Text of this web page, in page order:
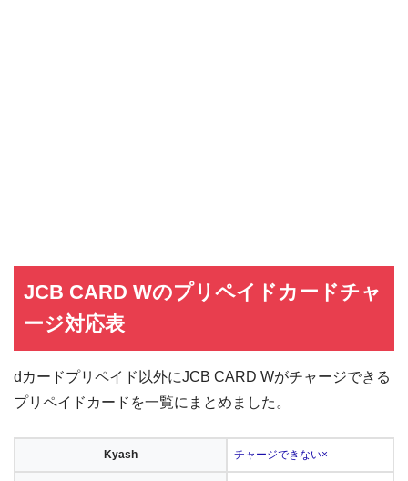
JCB CARD Wのプリペイドカードチャ
ージ対応表
dカードプリペイド以外にJCB CARD Wがチャージできる
プリペイドカードを一覧にまとめました。
Kyash チャージできない×